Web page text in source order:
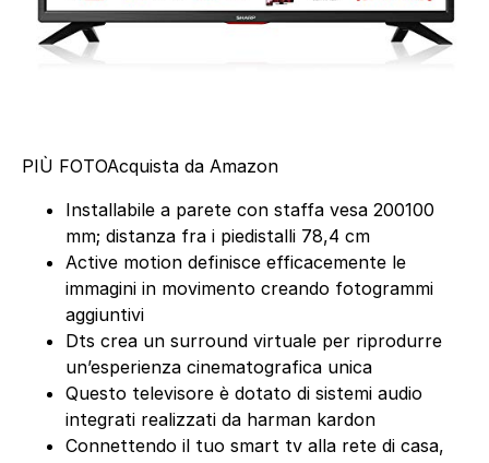
PIÙ FOTOAcquista da Amazon
Installabile a parete con staffa vesa 200100
mm; distanza fra i piedistalli 78,4 cm
Active motion definisce efficacemente le
immagini in movimento creando fotogrammi
aggiuntivi
Dts crea un surround virtuale per riprodurre
un’esperienza cinematografica unica
Questo televisore è dotato di sistemi audio
integrati realizzati da harman kardon
Connettendo il tuo smart tv alla rete di casa,